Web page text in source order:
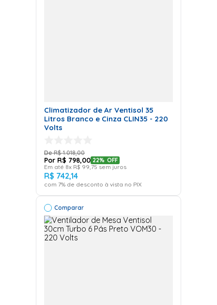
Climatizador de Ar Ventisol 35
Litros Branco e Cinza CLIN35 - 220
Volts
R$ 1.018,00
R$ 798,00 22% OFF
Em até 8x R$ 99 75 sem juros
R$ 742,14
com 7% de desconto à vista no PIX
Comparar